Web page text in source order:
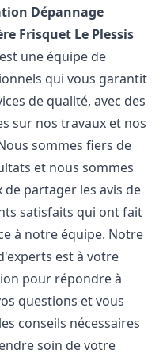
Dépannage
Frisquet Le Plessis
est une équipe de
qui vous garantit
de qualité, avec des
sur nos travaux et nos
sommes fiers de
et nous sommes
de partager les avis de
satisfaits qui ont fait
à notre équipe. Notre
est à votre
pour répondre à
questions et vous
conseils nécessaires
soin de votre